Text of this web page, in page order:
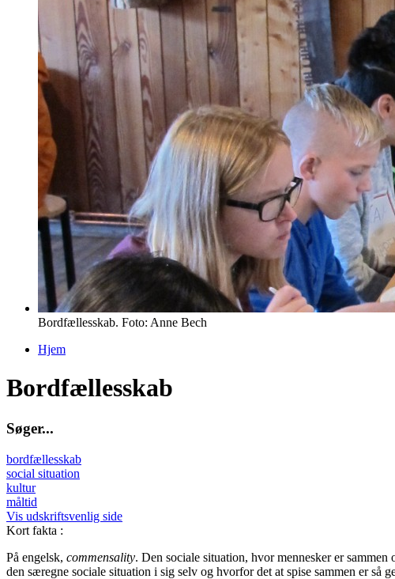
Bordfællesskab. Foto: Anne Bech
Hjem
Bordfællesskab
Søger...
bordfællesskab
social situation
kultur
måltid
Vis udskriftsvenlig side
Kort fakta :
På engelsk, commensality. Den sociale situation, hvor mennesker er sammen
den særegne sociale situation i sig selv og hvorfor det at spise sammen er så